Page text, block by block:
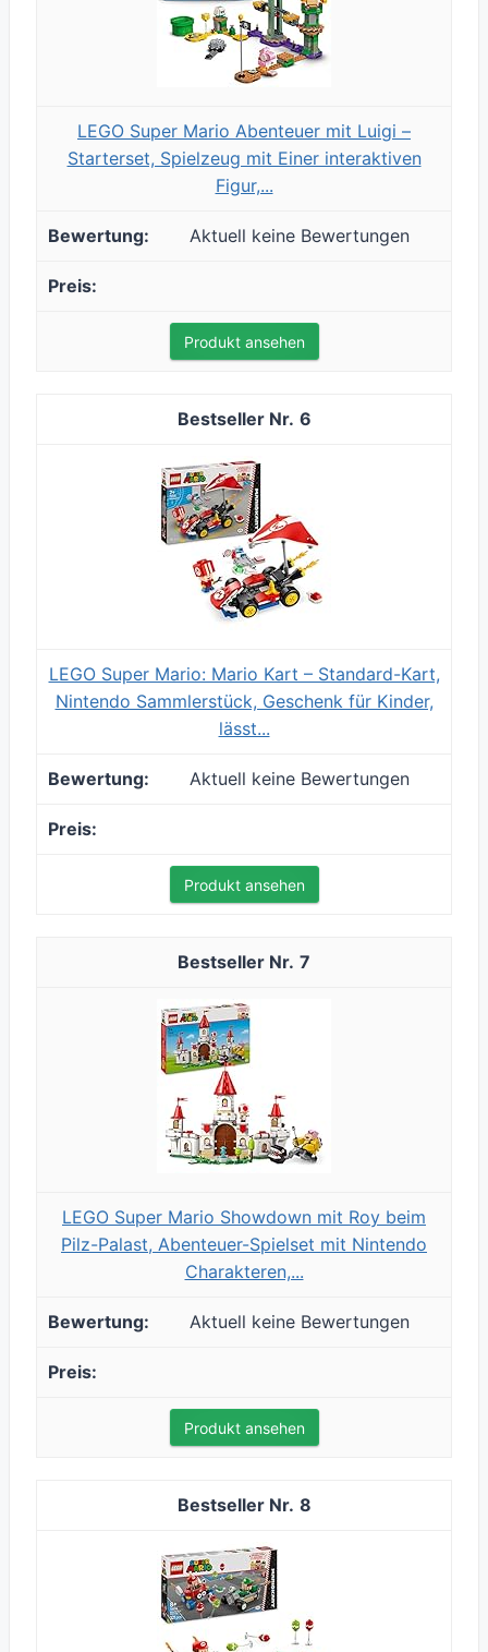
LEGO Super Mario Abenteuer mit Luigi –
Starterset, Spielzeug mit Einer interaktiven
Figur,...
Aktuell keine Bewertungen
Produkt ansehen
6
LEGO Super Mario: Mario Kart – Standard-Kart,
Nintendo Sammlerstück, Geschenk für Kinder,
lässt...
Aktuell keine Bewertungen
Produkt ansehen
7
LEGO Super Mario Showdown mit Roy beim
Pilz-Palast, Abenteuer-Spielset mit Nintendo
Charakteren,...
Aktuell keine Bewertungen
Produkt ansehen
8